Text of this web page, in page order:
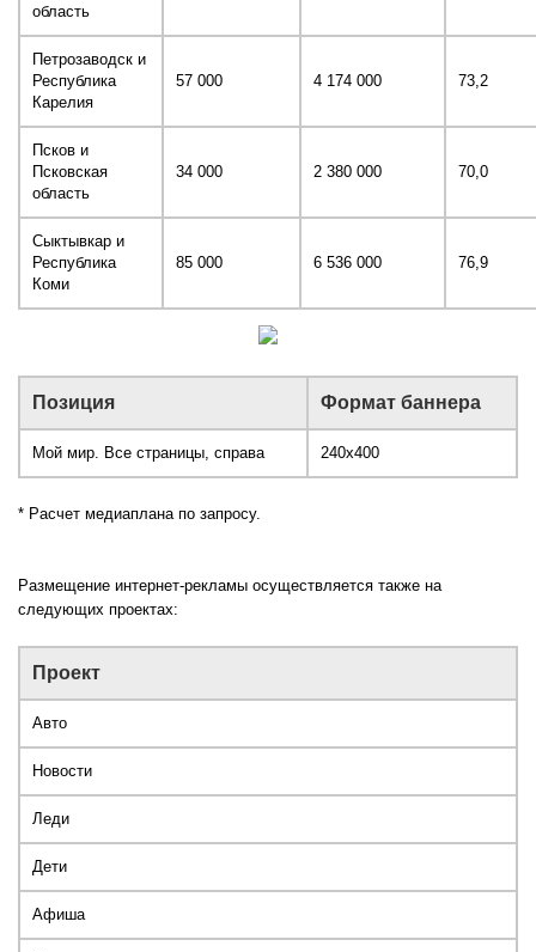
область
Петрозаводск и
Республика
Карелия
57 000 4 174 000 73,2
Псков и
Псковская
область
34 000 2 380 000 70,0
Сыктывкар и
Республика
Коми
85 000 6 536 000 76,9
Позиция Формат баннера
Мой мир. Все страницы, справа 240x400
* Расчет медиаплана по запросу.
Размещение интернет-рекламы осуществляется также на
следующих проектах:
Проект
Авто
Новости
Леди
Дети
Афиша